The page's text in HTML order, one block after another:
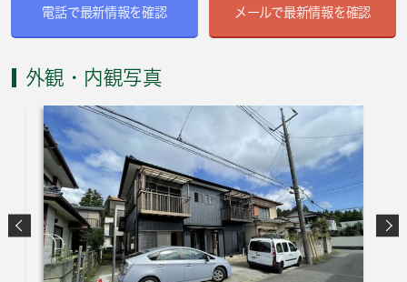
電話で最新情報を確認 メールで最新情報を確認
外観・内観写真